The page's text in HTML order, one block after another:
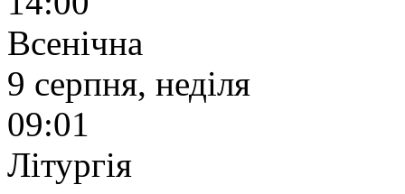
Всенічна
9 серпня, неділя
09:01
Літургія